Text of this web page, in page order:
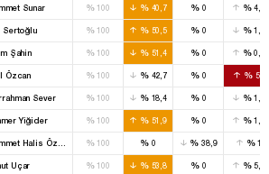
Sunar %100 %40,7 %0 %4,8
Sertoğlu %100 %50,5 %0 %1,4
Şahin %100 %51,4 %0 %0,9
Özcan %100 %42,7 %0 %50
Sever %100 %18,4 %0 %1,8
Yiğider %100 %51,9 %0 %1,6
%100 % 0 % 38,9 %1
Uçar %100 %53,8 %0 %5,5